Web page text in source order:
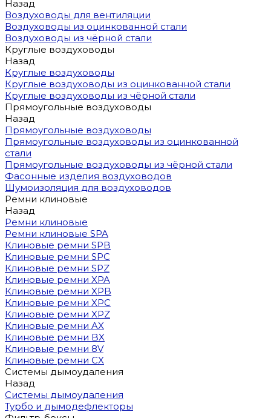
Назад
Воздуховоды для вентиляции
Воздуховоды из оцинкованной стали
Воздуховоды из чёрной стали
Круглые воздуховоды
Назад
Круглые воздуховоды
Круглые воздуховоды из оцинкованной стали
Круглые воздуховоды из чёрной стали
Прямоугольные воздуховоды
Назад
Прямоугольные воздуховоды
Прямоугольные воздуховоды из оцинкованной
стали
Прямоугольные воздуховоды из чёрной стали
Фасонные изделия воздуховодов
Шумоизоляция для воздуховодов
Ремни клиновые
Назад
Ремни клиновые
Ремни клиновые SPA
Клиновые ремни SPB
Клиновые ремни SPC
Клиновые ремни SPZ
Клиновые ремни XPA
Клиновые ремни XPB
Клиновые ремни XPC
Клиновые ремни XPZ
Клиновые ремни AX
Клиновые ремни BX
Клиновые ремни 8V
Клиновые ремни CX
Системы дымоудаления
Назад
Системы дымоудаления
Турбо и дымодефлекторы